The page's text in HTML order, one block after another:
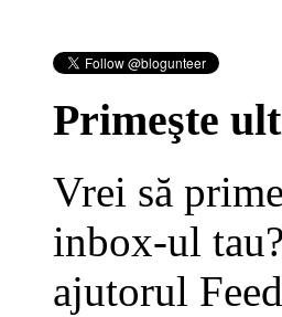
Primeşte
Vrei să
inbox-ul
ajutorul